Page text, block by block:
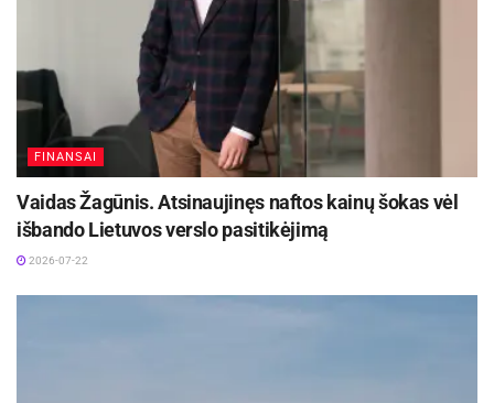
FINANSAI
Vaidas Žagūnis. Atsinaujinęs naftos kainų šokas vėl
išbando Lietuvos verslo pasitikėjimą
2026-07-22